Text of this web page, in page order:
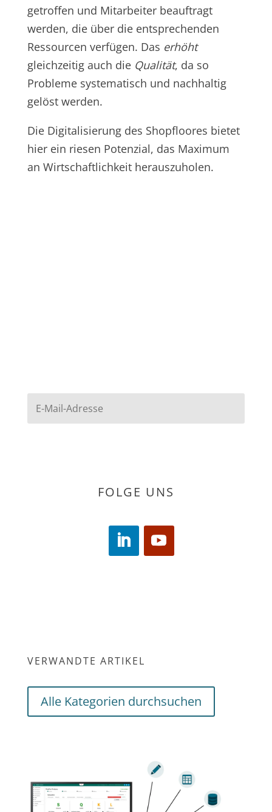
getroffen und Mitarbeiter beauftragt
werden, die über die entsprechenden
Ressourcen verfügen. Das erhöht
gleichzeitig auch die Qualität, da so
Probleme systematisch und nachhaltig
gelöst werden.
Die Digitalisierung des Shopfloores bietet
hier ein riesen Potenzial, das Maximum
an Wirtschaftlichkeit herauszuholen.
FOLGE UNS
VERWANDTE ARTIKEL
Alle Kategorien durchsuchen